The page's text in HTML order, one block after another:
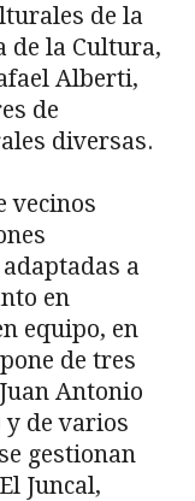
de la
de la Cultura,
Alberti,
de
diversas.
vecinos
a
en
equipo, en
de tres
Antonio
y de varios
gestionan
Juncal,